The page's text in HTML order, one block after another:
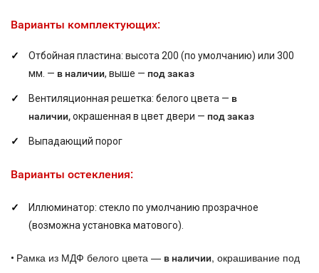
Варианты комплектующих:
Отбойная пластина: высота 200 (по умолчанию) или 300
мм. — в наличии, выше — под заказ
Вентиляционная решетка: белого цвета — в
наличии,окрашенная в цвет двери — под заказ
Выпадающий порог
Варианты остекления:
Иллюминатор: стекло по умолчанию прозрачное
(возможна установка матового).
• Рамка из МДФ белого цвета — в наличии, окрашивание под